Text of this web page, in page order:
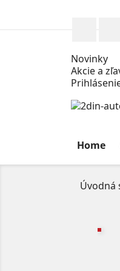
Novinky
Akcie a
Home
Úvodná